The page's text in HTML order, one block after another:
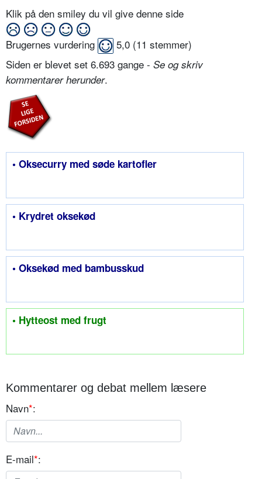
Klik på den smiley du vil give denne side
Brugernes vurdering 5,0 (11 stemmer)
Siden er blevet set 6.693 gange - Se og skriv
kommentarer herunder.
• Oksecurry med søde kartofler
• Krydret oksekød
• Oksekød med bambusskud
• Hytteost med frugt
Kommentarer og debat mellem læsere
Navn*:
E-mail*: